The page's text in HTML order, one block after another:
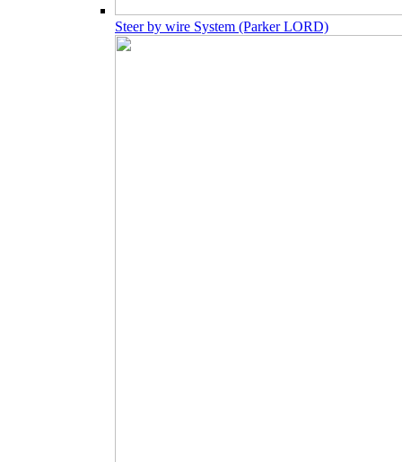
Steer by wire System (Parker LORD)